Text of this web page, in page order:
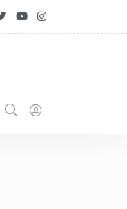
Ton Beras dan 1.500